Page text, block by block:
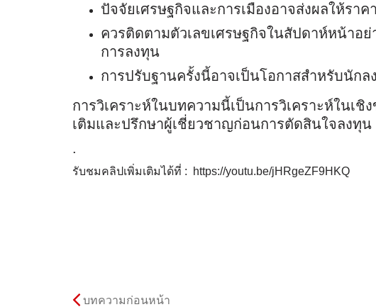
ปัจจัยเศรษฐกิจและการเมืองอาจส่งผลให้ราค
ควรติดตามตัวเลขเศรษฐกิจในสัปดาห์หน้าอ
การลงทุน
การปรับฐานครั้งนี้อาจเป็นโอกาสสำหรับนัก
การวิเคราะห์ในบทความนี้เป็นการวิเคราะห์ในเ
เติมและปรึกษาผู้เชี่ยวชาญก่อนการตัดสินใจลงทุน
.
รับชมคลิปเพิ่มเติมได้ที่ : https://youtu.be/jHRgeZF9HKQ
บทความก่อนหน้า